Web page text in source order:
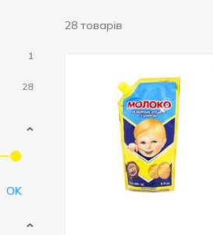
1
28
OK
28 товарів